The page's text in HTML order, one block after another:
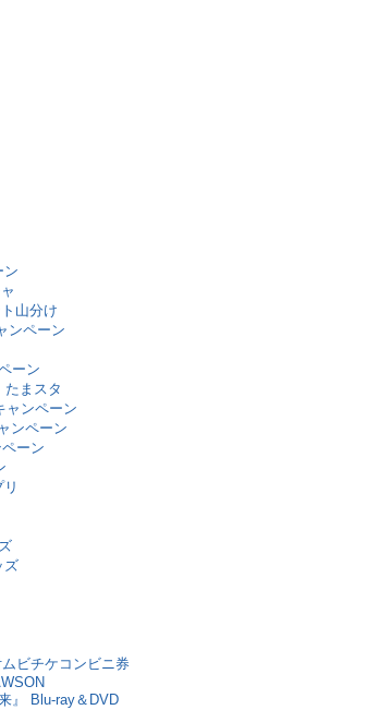
ン
山分け
ンペーン
ーン
まスタ
ャンペーン
ンペーン
ーン
ズ
ビチケコンビニ券
』 Blu-ray＆DVD